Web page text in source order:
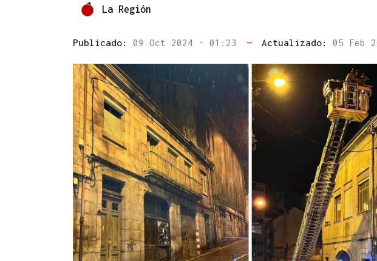
La Región
Publicado: 09 Oct 2024 - 01:23 — Actualizado: 05 Feb